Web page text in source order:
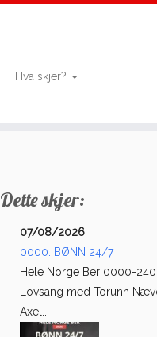
Hva skjer?
Dette skjer:
07/08/2026
0000: BØNN 24/7
Hele Norge Ber 0000-
Lovsang med Torunn
Axel...